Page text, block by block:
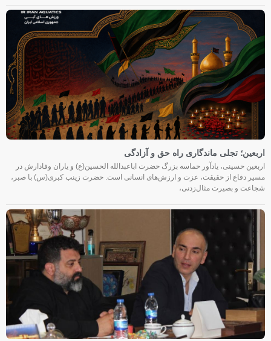
اربعین؛ تجلی ماندگاری راه حق و آزادگی
اربعین حسینی، یادآور حماسه بزرگ حضرت اباعبدالله الحسین(ع) و یاران وفادارش در
مسیر دفاع از حقیقت، عزت و ارزش‌های انسانی است. حضرت زینب کبری(س) با صبر،
شجاعت و بصیرت مثال‌زدنی،